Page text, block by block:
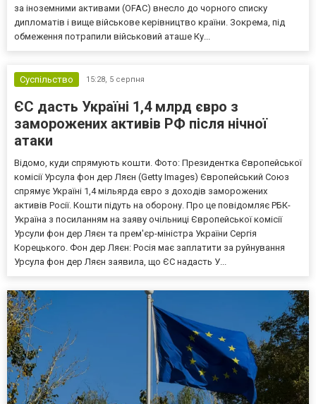
за іноземними активами (OFAC) внесло до чорного списку
дипломатів і вище військове керівництво країни. Зокрема, під
обмеження потрапили військовий аташе Ку...
Суспільство 15:28, 5 серпня
ЄС дасть Україні 1,4 млрд євро з
заморожених активів РФ після нічної
атаки
Відомо, куди спрямують кошти. Фото: Президентка Європейської
комісії Урсула фон дер Ляєн (Getty Images) Європейський Союз
спрямує Україні 1,4 мільярда євро з доходів заморожених
активів Росії. Кошти підуть на оборону. Про це повідомляє РБК-
Україна з посиланням на заяву очільниці Європейської комісії
Урсули фон дер Ляєн та прем'єр-міністра України Сергія
Корецького. Фон дер Ляєн: Росія має заплатити за руйнування
Урсула фон дер Ляєн заявила, що ЄС надасть У...